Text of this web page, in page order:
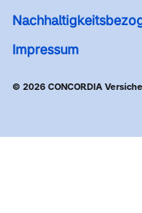
Impressum
© 2026 CONCORDIA